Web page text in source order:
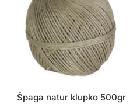
Špaga natur klupko 500gr